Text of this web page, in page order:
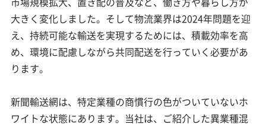
大きく変化しました。そして物流業界は2024年問題を迎
え、持続可能な輸送を実現するためには、積載効率を高
め、環境に配慮しながら共同配送を行っていく必要があ
ります。
新聞輸送網は、特定業種の商慣行の色がついていないホ
ワイトな状態にあります。当社は、ご紹介した異業種混